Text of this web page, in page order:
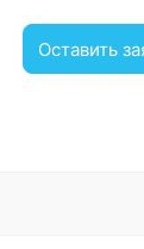
Оставить